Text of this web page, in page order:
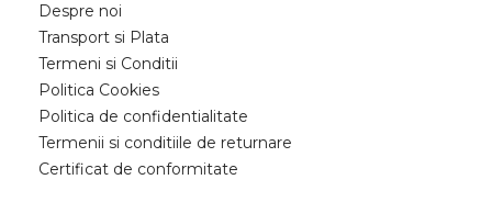
Despre noi
Transport si Plata
Termeni si Conditii
Politica Cookies
Politica de confidentialitate
Termenii si conditiile de returnare
Certificat de conformitate